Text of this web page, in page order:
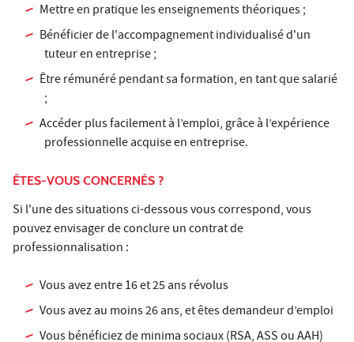
Mettre en pratique les enseignements théoriques ;
Bénéficier de l'accompagnement individualisé d'un
tuteur en entreprise ;
Être rémunéré pendant sa formation, en tant que salarié
;
Accéder plus facilement à l’emploi, grâce à l’expérience
professionnelle acquise en entreprise.
ÊTES-VOUS CONCERNÉS ?
Si l'une des situations ci-dessous vous correspond, vous
pouvez envisager de conclure un contrat de
professionnalisation :
Vous avez entre 16 et 25 ans révolus
Vous avez au moins 26 ans, et êtes demandeur d’emploi
Vous bénéficiez de minima sociaux (RSA, ASS ou AAH)